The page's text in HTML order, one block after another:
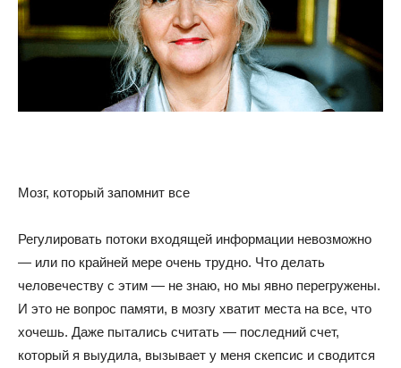
Мозг, который запомнит все
Регулировать потоки входящей информации невозможно
— или по крайней мере очень трудно. Что делать
человечеству с этим — не знаю, но мы явно перегружены.
И это не вопрос памяти, в мозгу хватит места на все, что
хочешь. Даже пытались считать — последний счет,
который я выудила, вызывает у меня скепсис и сводится